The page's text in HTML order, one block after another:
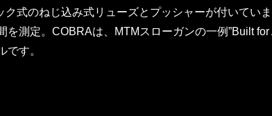
式のねじ込み式リューズとプッシャーが付いてい
測定。COBRAは、MTMスローガンの一例”Built
です。